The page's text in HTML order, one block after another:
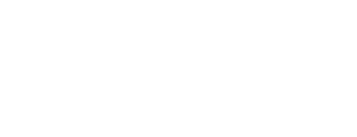
потенциальным студентам принимать решения по заявкам,
время ответа для оценок и сохраняет предыдущие оценки,